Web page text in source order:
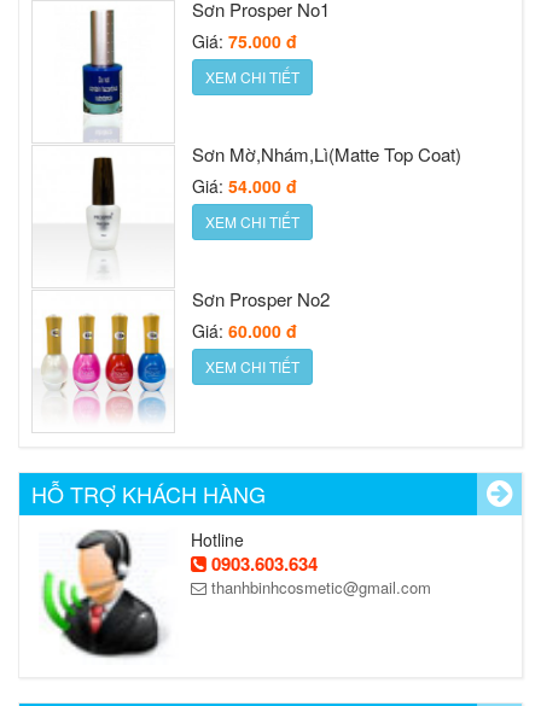
Sơn Mờ,Nhám,Lì(Matte Top Coat)
Giá: 54.000 đ
Sơn Prosper No1
Giá: 75.000 đ
XEM CHI TIẾT
Sơn Mờ,Nhám,Lì(Matte Top Coat)
Giá: 54.000 đ
XEM CHI TIẾT
Sơn Prosper No2
Giá: 60.000 đ
XEM CHI TIẾT
Giá: 30.000 đ
XEM CHI TIẾT
Nước sơn móng Prosper Gold cap 16ml
HỖ TRỢ KHÁCH HÀNG
Hotline
0903.603.634
thanhbinhcosmetic@gmail.com